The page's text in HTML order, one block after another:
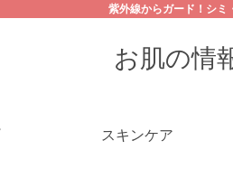
紫外線からガード！シミ
お肌の情
スキンケア